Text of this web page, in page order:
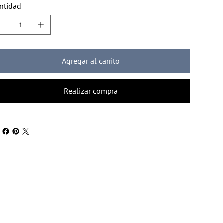
Agregar al carrito
Realizar compra